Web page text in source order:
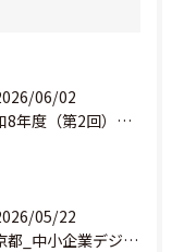
06/02
令和8年度（第2回）明日にチャレンジ中小企業基盤強化事業助成金のお知らせ
05/22
東京都_中小企業デジタル導入促進補助事業のお知らせ